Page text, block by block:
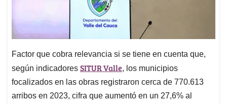
Factor que cobra relevancia si se tiene en cuenta que,
según indicadores SITUR Valle, los municipios
focalizados en las obras registraron cerca de 770.613
arribos en 2023, cifra que aumentó en un 27,6% al